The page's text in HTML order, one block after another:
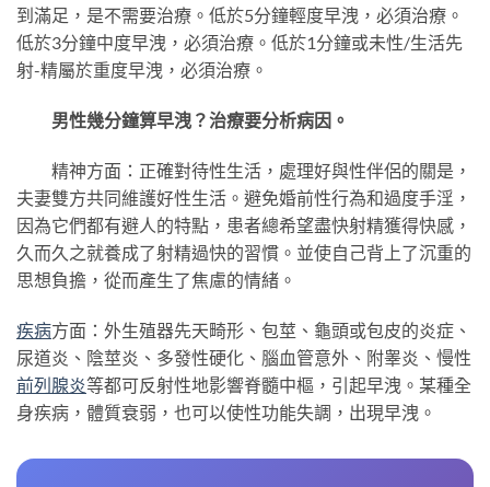
到滿足，是不需要治療。低於5分鐘輕度早洩，必須治療。
低於3分鐘中度早洩，必須治療。低於1分鐘或未性/生活先
射-精屬於重度早洩，必須治療。
男性幾分鐘算早洩？治療要分析病因。
精神方面：正確對待性生活，處理好與性伴侶的關是，
夫妻雙方共同維護好性生活。避免婚前性行為和過度手淫，
因為它們都有避人的特點，患者總希望盡快射精獲得快感，
久而久之就養成了射精過快的習慣。並使自己背上了沉重的
思想負擔，從而產生了焦慮的情緒。
疾病方面：外生殖器先天畸形、包莖、龜頭或包皮的炎症、
尿道炎、陰莖炎、多發性硬化、腦血管意外、附睾炎、慢性
前列腺炎等都可反射性地影響脊髓中樞，引起早洩。某種全
身疾病，體質衰弱，也可以使性功能失調，出現早洩。